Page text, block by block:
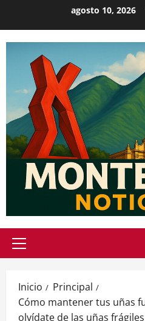
agosto 10, 2026
Menú
Inicio
Principal
Cómo mantener tus uñas
olvídate de las uñas